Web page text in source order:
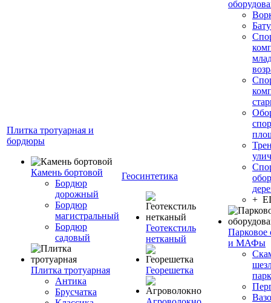
Плитка тротуарная и
бордюры
Камень бортовой
Бордюр
дорожный
Бордюр
магистральный
Бордюр
садовый
Плитка тротуарная
Антика
Брусчатка
Геосинтетика
Геотекстиль
нетканый
Георешетка
+
Парковое
и МАФы